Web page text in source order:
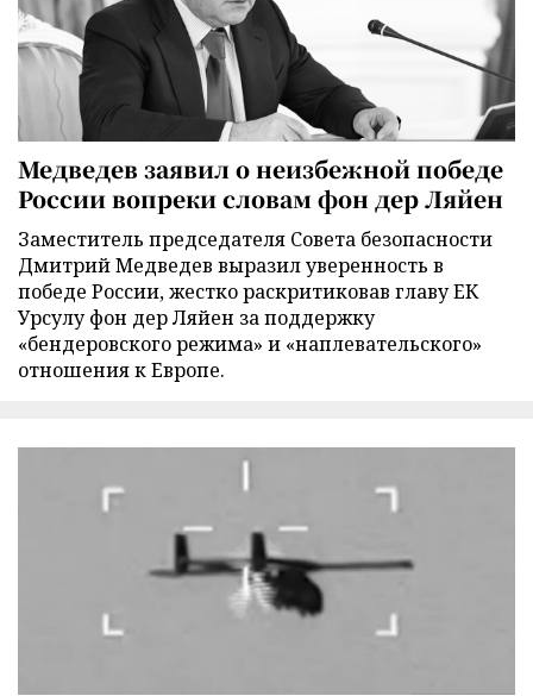
Медведев заявил о неизбежной победе
России вопреки словам фон дер Ляйен
Заместитель председателя Совета безопасности
Дмитрий Медведев выразил уверенность в
победе России, жестко раскритиковав главу ЕК
Урсулу фон дер Ляйен за поддержку
«бендеровского режима» и «наплевательского»
отношения к Европе.